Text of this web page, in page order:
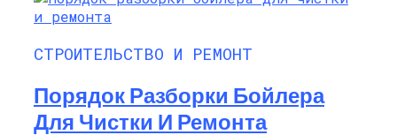
СТРОИТЕЛЬСТВО И РЕМОНТ
Порядок Разборки Бойлера
Для Чистки И Ремонта